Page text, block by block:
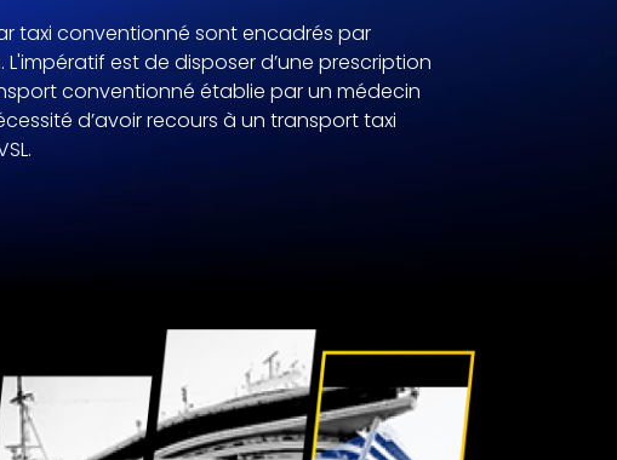
taxi conventionné sont encadrés par
L'impératif est de disposer d’une prescription
conventionné établie par un médecin
d’avoir recours à un transport taxi